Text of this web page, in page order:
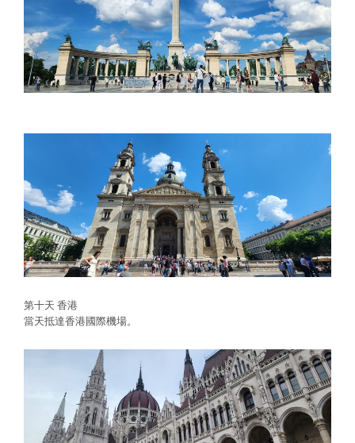
第十天 香港
當天抵達香港國際機場。